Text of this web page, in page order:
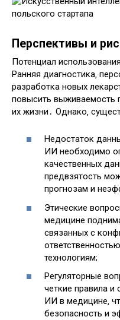
Перспективы и
Потенциал
Ранняя диагностика‚
разработка новых
повысить выживаемость
их жизни․ Однако‚
Недостаток
ИИ необходимо
качественных
предвзятость
прогнозам и
Этические
медицине
связанных с
технологиям;
Регуляторные
четкие правила и
ИИ в медицине‚
безопасность и